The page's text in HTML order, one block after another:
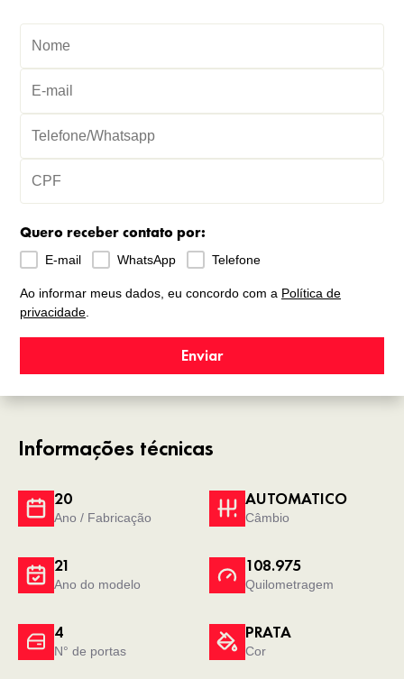
Quero receber contato por:
E-mail WhatsApp Telefone
Ao informar meus dados, eu concordo com a Política de
privacidade
Enviar
Informações técnicas
20
Ano / Fabricação
AUTOMATICO
Câmbio
4
N° de portas
PRATA
Cor
21
Ano do modelo
108.975
Quilometragem